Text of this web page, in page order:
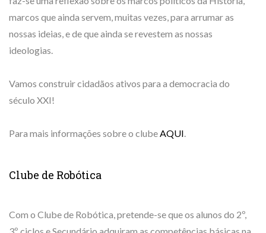
marcos que ainda servem, muitas vezes, para arrumar as
nossas ideias, e de que ainda se revestem as nossas
ideologias.
Vamos construir cidadãos ativos para a democracia do
século XXI!
Para mais informações sobre o clubeAQUI.
Clube de Robótica
Com o Clube de Robótica, pretende-se que os alunos do 2º,